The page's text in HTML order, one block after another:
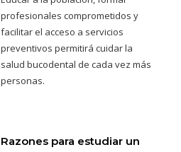
profesionales comprometidos y
facilitar el acceso a servicios
preventivos permitirá cuidar la
salud bucodental de cada vez más
personas.
Razones para estudiar un